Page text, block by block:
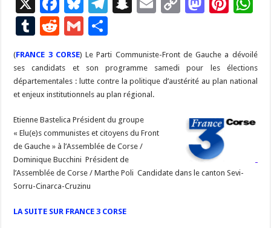
ac
e
b
o
o
k
u
es
ky gr
a
m
p
c
h
at
l
y
Li
k
d
o
es
t
p
T
m
bl
r
R
d
di
t
G
ai
l
ar
ta
g
er
(FRANCE 3 CORSE) Le Parti Communiste-Front de Gauche a dévoilé
ses candidats et son programme samedi pour les élections
départementales : lutte contre la politique d’austérité au plan national
et enjeux institutionnels au plan régional.
Etienne Bastelica Président du groupe
« Elu(e)s communistes et citoyens du Front
de Gauche » à l’Assemblée de Corse /
Dominique Bucchini Président de
l’Assemblée de Corse / Marthe Poli Candidate dans le canton Sevi-
Sorru-Cinarca-Cruzinu
LA SUITE SUR FRANCE 3 CORSE